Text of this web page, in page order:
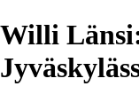
Willi